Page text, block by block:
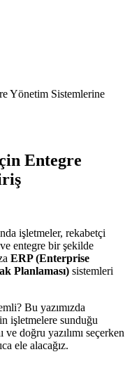
Yönetim Sistemlerine
Entegre
işletmeler, rekabetçi
entegre bir şekilde
ERP (Enterprise
Planlaması) sistemleri
Bu yazımızda
işletmelere sunduğu
ve doğru yazılımı seçerken
ele alacağız.